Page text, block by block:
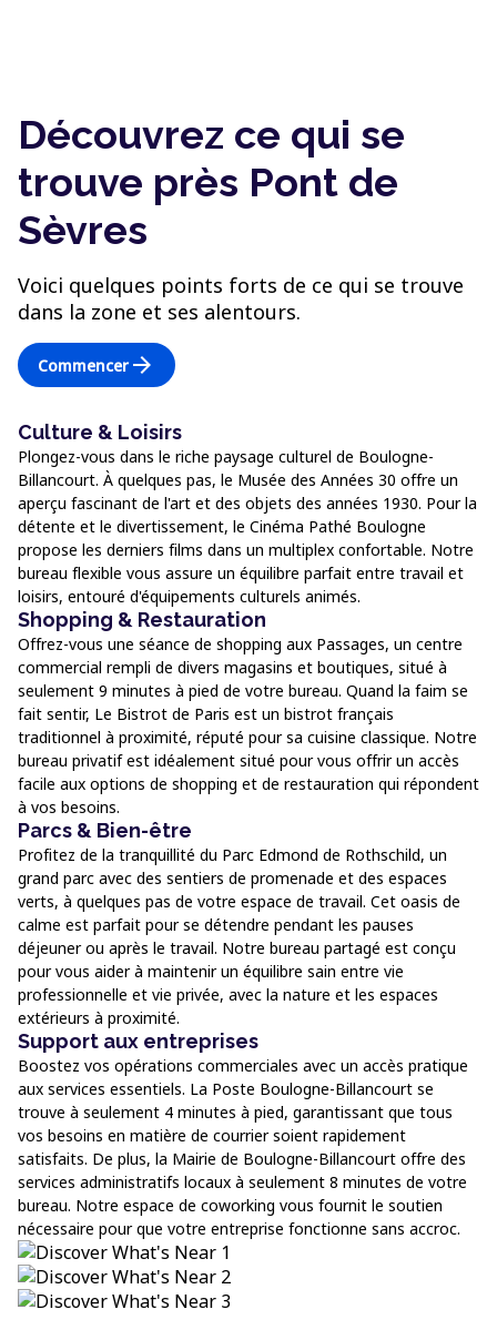
Découvrez ce qui se
trouve près Pont de
Sèvres
Voici quelques points forts de ce qui se trouve
dans la zone et ses alentours.
Commencerarrow_forward
Culture & Loisirs
Plongez-vous dans le riche paysage culturel de Boulogne-
Billancourt. À quelques pas, le Musée des Années 30 offre un
aperçu fascinant de l'art et des objets des années 1930. Pour la
détente et le divertissement, le Cinéma Pathé Boulogne
propose les derniers films dans un multiplex confortable. Notre
bureau flexible vous assure un équilibre parfait entre travail et
loisirs, entouré d'équipements culturels animés.
Shopping & Restauration
Offrez-vous une séance de shopping aux Passages, un centre
commercial rempli de divers magasins et boutiques, situé à
seulement 9 minutes à pied de votre bureau. Quand la faim se
fait sentir, Le Bistrot de Paris est un bistrot français
traditionnel à proximité, réputé pour sa cuisine classique. Notre
bureau privatif est idéalement situé pour vous offrir un accès
facile aux options de shopping et de restauration qui répondent
à vos besoins.
Parcs & Bien-être
Profitez de la tranquillité du Parc Edmond de Rothschild, un
grand parc avec des sentiers de promenade et des espaces
verts, à quelques pas de votre espace de travail. Cet oasis de
calme est parfait pour se détendre pendant les pauses
déjeuner ou après le travail. Notre bureau partagé est conçu
pour vous aider à maintenir un équilibre sain entre vie
professionnelle et vie privée, avec la nature et les espaces
extérieurs à proximité.
Support aux entreprises
Boostez vos opérations commerciales avec un accès pratique
aux services essentiels. La Poste Boulogne-Billancourt se
trouve à seulement 4 minutes à pied, garantissant que tous
vos besoins en matière de courrier soient rapidement
satisfaits. De plus, la Mairie de Boulogne-Billancourt offre des
services administratifs locaux à seulement 8 minutes de votre
bureau. Notre espace de coworking vous fournit le soutien
nécessaire pour que votre entreprise fonctionne sans accroc.